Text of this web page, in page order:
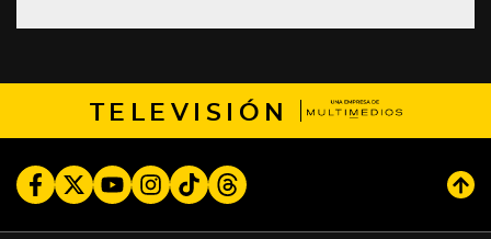
TELEVISIÓN
FacebookTwitterYoutubeInstagram
TikTokThreads